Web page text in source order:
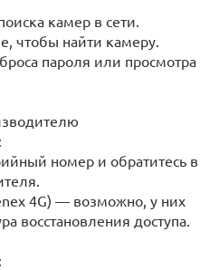
камер в сети.
чтобы найти камеру.
пароля или просмотра
номер и обратитесь в
4G) — возможно, у них
восстановления доступа.